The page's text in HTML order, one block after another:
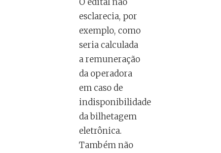
esclarecia, por
exemplo, como
seria calculada
a remuneração
da operadora
em caso de
indisponibilidade
da bilhetagem
eletrônica.
Também não